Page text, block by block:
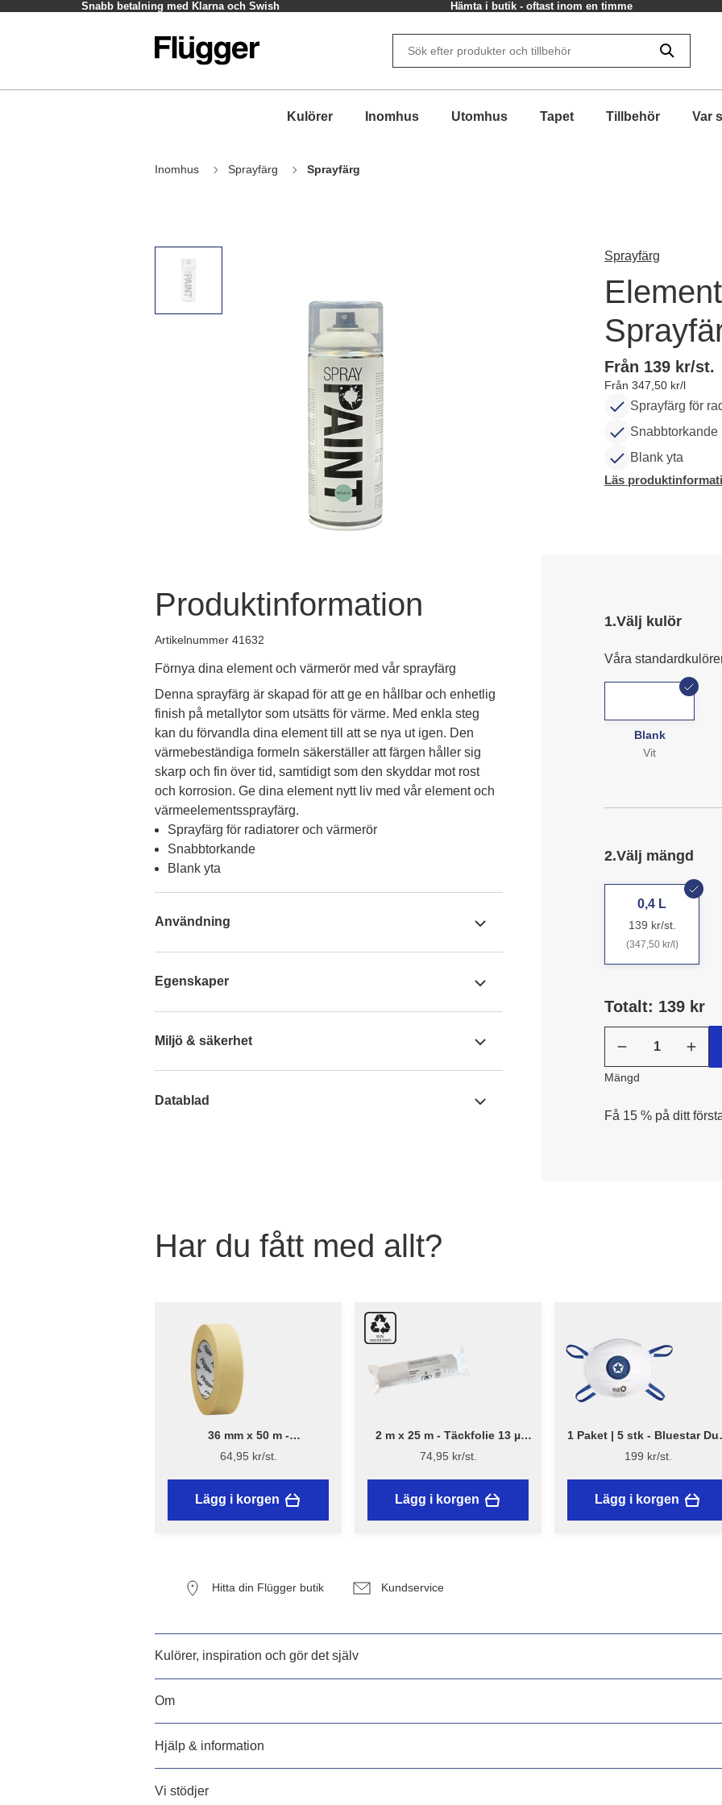
Snabb betalning med Klarna och Swish Hämta i butik - oftast inom en timme
Kulörer Inomhus Utomhus Tapet Tillbehör Var
Inomhus Sprayfärg Sprayfärg
Produktinformation
Artikelnummer 41632
Förnya dina element och värmerör med vår sprayfärg
Denna sprayfärg är skapad för att ge en hållbar och enhetlig
finish på metallytor som utsätts för värme. Med enkla steg
kan du förvandla dina element till att se nya ut igen. Den
värmebeständiga formeln säkerställer att färgen håller sig
skarp och fin över tid, samtidigt som den skyddar mot rost
och korrosion. Ge dina element nytt liv med vår element och
värmeelementssprayfärg.
Sprayfärg för radiatorer och värmerör
Snabbtorkande
Blank yta
Användning
Egenskaper
Miljö & säkerhet
Datablad
Sprayfärg
Från 139 kr/st.
Från 347,50 kr/l
Sprayfärg för
Snabbtorkande
Blank yta
Läs
1.Välj kulör
Våra
Blank
Vit
2.Välj mängd
0,4 L
139 kr/st.
(347,50 kr/l)
Totalt: 139 kr
Mängd
Få 15 % på ditt
Har du fått med allt?
36 mm x 50 m -
Maskeringstejp - Flügger
64,95 kr/st.
Lägg i korgen
2 m x 25 m - Täckfolie 13 µ
Återvunnet plast
74,95 kr/st.
Lägg i korgen
1 Paket | 5 stk - Bluestar
mask med ventil - 5 st.
199 kr/st.
Lägg i korgen
Hitta din Flügger butik Kundservice
Kulörer, inspiration och gör det själv
Om
Hjälp & information
Vi stödjer